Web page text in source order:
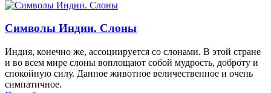
Символы Индии. Слоны
Индия, конечно же, ассоциируется со слонами. В этой стране
и во всем мире слоны воплощают собой мудрость, доброту и
спокойную силу. Данное животное величественное и очень
симпатичное.